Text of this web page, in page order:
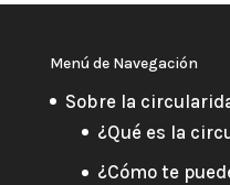
Menú de Navegación
Sobre la
¿Qué es la
¿Cómo te